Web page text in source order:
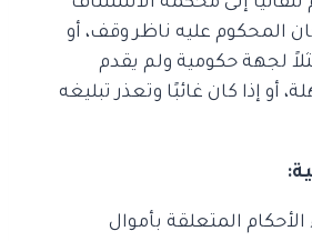
المحكوم عليه ناظر وقف، أو
لجهة حكومية ولم يقدم
أو إذا كان غائبًا وتعذر تبليغه
المتعلقة بأموال